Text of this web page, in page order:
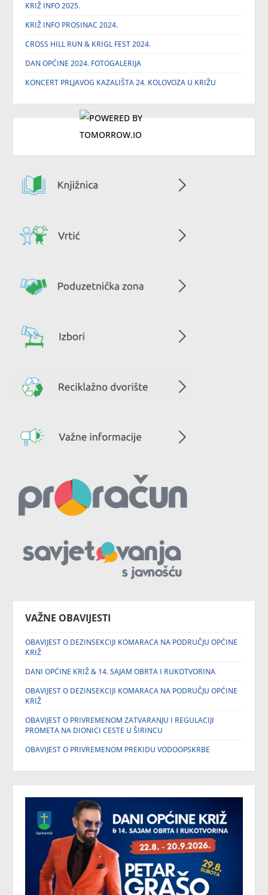
KRIŽ INFO 2025.
KRIŽ INFO PROSINAC 2024.
CROSS HILL RUN & KRIGL FEST 2024.
DAN OPĆINE 2024. FOTOGALERIJA
KONCERT PRLJAVOG KAZALIŠTA 24. KOLOVOZA U KRIŽU
VAŽNE OBAVIJESTI
OBAVIJEST O DEZINSEKCIJI KOMARACA NA PODRUČJU OPĆINE
KRIŽ
DANI OPĆINE KRIŽ & 14. SAJAM OBRTA I RUKOTVORINA
OBAVIJEST O DEZINSEKCIJI KOMARACA NA PODRUČJU OPĆINE
KRIŽ
OBAVIJEST O PRIVREMENOM ZATVARANJU I REGULACIJI
PROMETA NA DIONICI CESTE U ŠIRINCU
OBAVIJEST O PRIVREMENOM PREKIDU VODOOPSKRBE